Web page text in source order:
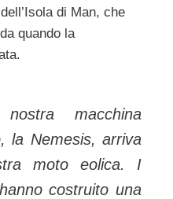
di Man, che
quando la
macchina
la Nemesis, arriva
moto eolica. I
costruito una